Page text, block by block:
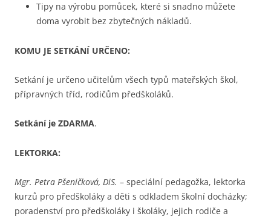
Tipy na výrobu pomůcek, které si snadno můžete
doma vyrobit bez zbytečných nákladů.
KOMU JE SETKÁNÍ URČENO:
Setkání je určeno učitelům všech typů mateřských škol,
přípravných tříd, rodičům předškoláků.
Setkání je ZDARMA.
LEKTORKA:
Mgr. Petra Pšeničková, DiS. – speciální pedagožka, lektorka
kurzů pro předškoláky a děti s odkladem školní docházky;
poradenství pro předškoláky i školáky, jejich rodiče a